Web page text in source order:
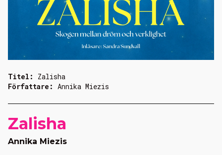
Zalisha
Annika Miezis
Titel: Zalisha
Författare: Annika Miezis